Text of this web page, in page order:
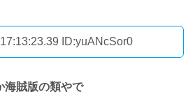
ID:yuANcSor0
海賊版の類やで